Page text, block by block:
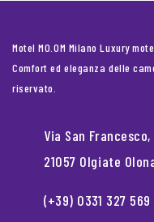
Motel MO.OM Milano Luxury
Comfort ed eleganza delle
riservato.
Via San Francesco,
21057 Olgiate
(+39) 0331 327 569